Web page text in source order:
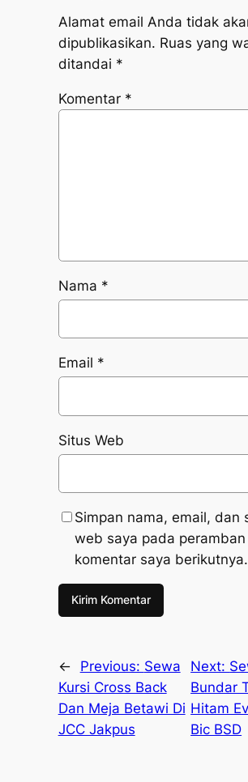
Alamat email Anda tidak
dipublikasikan. Ruas yang
ditandai *
Komentar *
Nama *
Email *
Situs Web
Simpan nama, email, dan
web saya pada
komentar saya berikutnya.
← Previous: Sewa
Kursi Cross Back
Dan Meja Betawi Di
JCC Jakpus
Next:
Bundar
Hitam
Bic BSD